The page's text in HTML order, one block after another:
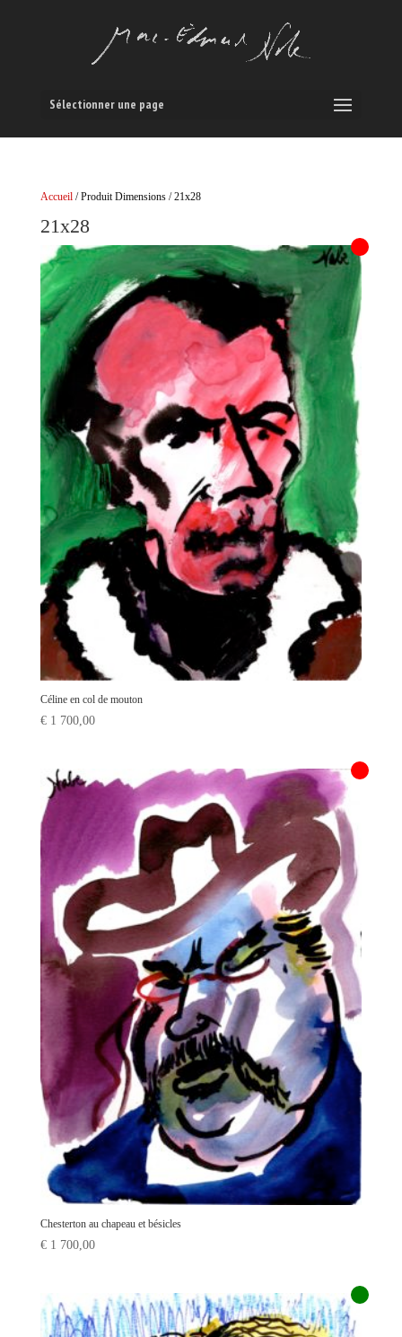
Sélectionner une page
Accueil/ Produit Dimensions / 21x28
21x28
Céline en col de mouton
€1 700,00
Chesterton au chapeau et bésicles
€1 700,00